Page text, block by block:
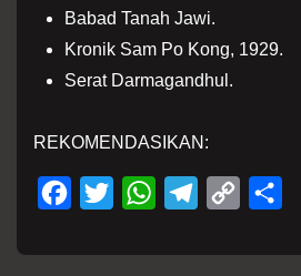
Babad Tanah Jawi.
Kronik Sam Po Kong, 1929.
Serat Darmagandhul.
REKOMENDASIKAN :
c
i
W
a
l
p
a